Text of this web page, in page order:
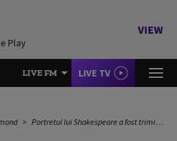
Play
VIEW
LIVE FM LIVE TV
Portretul lui Shakespeare a fost trimis în spaţiu pentru a marca 400 de ani de la publicarea „First Folio”